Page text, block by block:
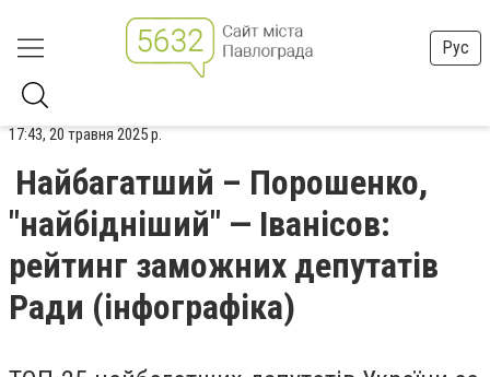
Рус
17:43, 20 травня 2025 р.
Найбагатший – Порошенко,
"найбідніший" — Іванісов:
рейтинг заможних депутатів
Ради (інфографіка)